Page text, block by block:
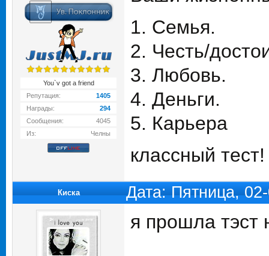
You`v got a friend
Репутация:
1405
Награды:
294
Сообщения:
4045
Из:
Челны
1. Семья.
2. Честь/
3. Любовь.
4. Деньги.
5. Карьера
классный
Киска Дата: Пятница,
я прошла